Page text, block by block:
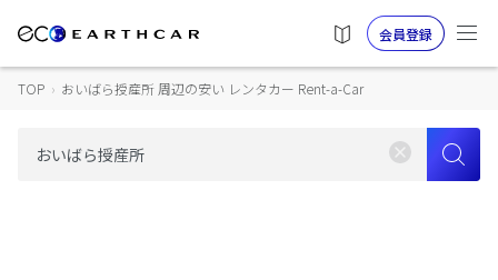
会員登録
TOP › おいばら授産所 周辺の安い レンタカー Rent-a-Car